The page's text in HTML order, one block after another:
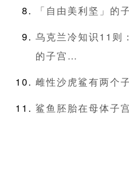
「自由美利坚」的
乌克兰冷知识11则
的子宫…
雌性沙虎鲨有两个
鲨鱼胚胎在母体子